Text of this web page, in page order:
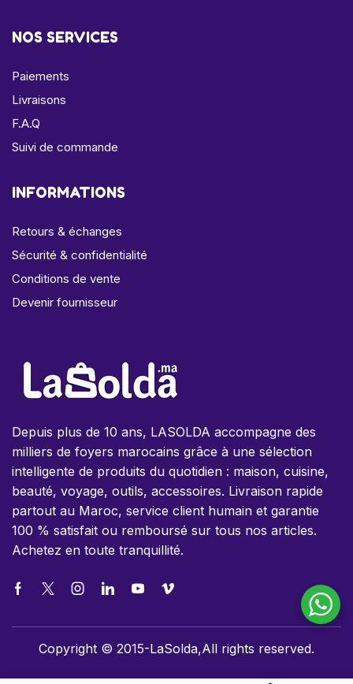
NOS SERVICES
Paiements
Livraisons
F.A.Q
Suivi de commande
INFORMATIONS
Retours & échanges
Sécurité & confidentialité
Conditions de vente
Devenir fournisseur
Depuis plus de 10 ans, LASOLDA accompagne des
milliers de foyers marocains grâce à une sélection
intelligente de produits du quotidien : maison, cuisine,
beauté, voyage, outils, accessoires. Livraison rapide
partout au Maroc, service client humain et garantie
100 % satisfait ou remboursé sur tous nos articles.
Achetez en toute tranquillité.
Copyright © 2015-LaSolda,All rights reserved.